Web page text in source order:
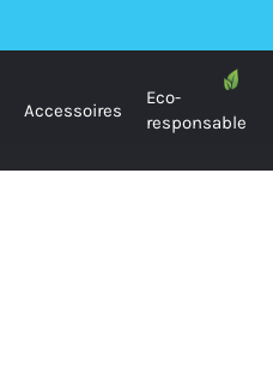
Accessoires
Eco-
responsable